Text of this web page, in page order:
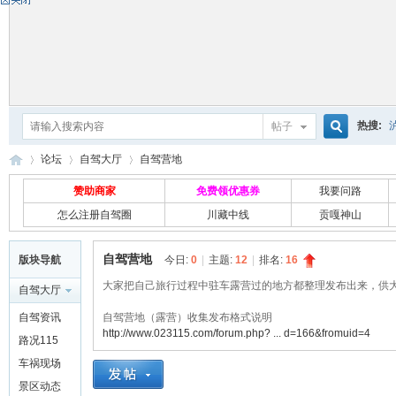
帖子
索
热搜:
自 »
论坛
›
自驾大厅
›
自驾营地
赞助商家 免费领优惠券
我要问路
怎么注册自驾圈
川藏中线 贡嘎神山
版块导航
自驾大厅
自驾资讯
路况115
车祸现场
景区动态
自驾营地 今日: 0 主题: 12 排名: 16
大家把自己旅行过程中驻车露营过的地方都整理发布出来，供
自驾营地（露营）收集发布格式说明
http://www.023115.com/forum.php? ... d=166&fromuid=4